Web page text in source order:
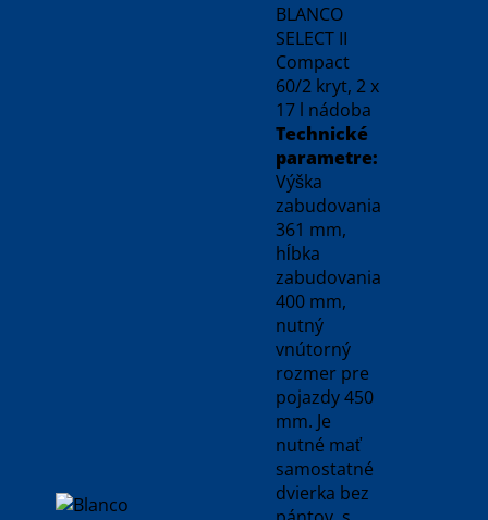
BLANCO
SELECT II
Compact
60/2 kryt, 2 x
17 l nádoba
Technické
parametre:
Výška
zabudovania
361 mm,
hĺbka
zabudovania
400 mm,
nutný
vnútorný
rozmer pre
pojazdy 450
mm. Je
nutné mať
samostatné
dvierka bez